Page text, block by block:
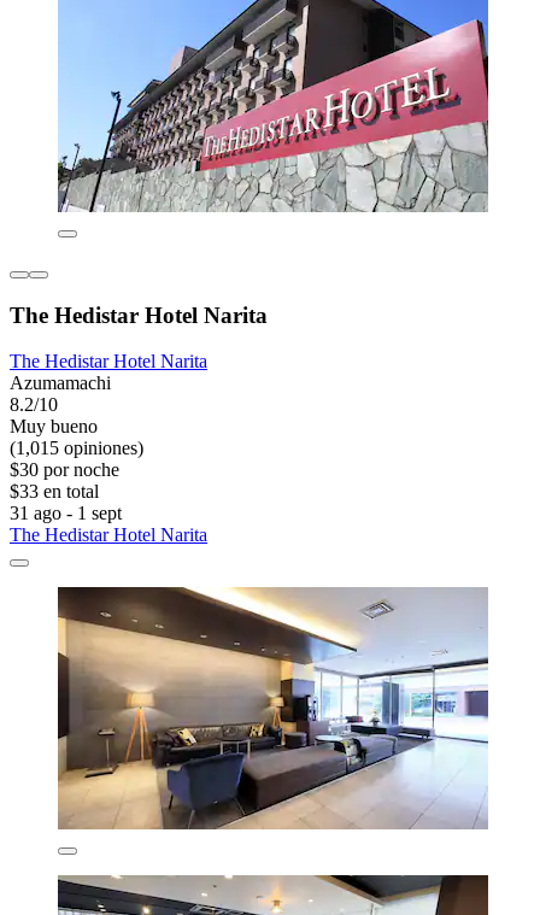
The Hedistar Hotel Narita
The Hedistar Hotel Narita
Azumamachi
8.2/10
Muy bueno
(1,015 opiniones)
$30 por noche
$33 en total
31 ago - 1 sept
The Hedistar Hotel Narita